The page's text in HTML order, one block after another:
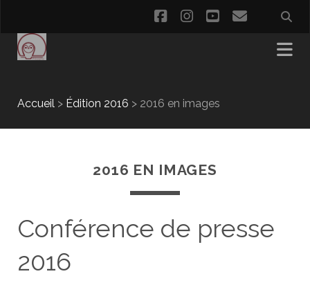
facebookinstagram
youtubeemail
Accueil> Édition 2016 > 2016 en images
2016 EN IMAGES
Conférence de presse
2016